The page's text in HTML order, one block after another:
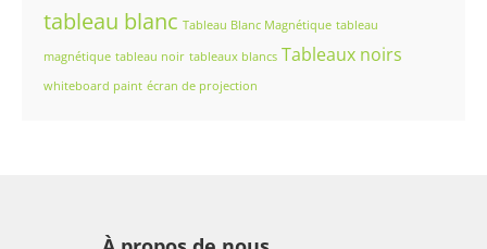
tableau blanc Tableau Blanc Magnétique tableau
magnétique tableau noir tableaux blancs Tableaux noirs
whiteboard paint écran de projection